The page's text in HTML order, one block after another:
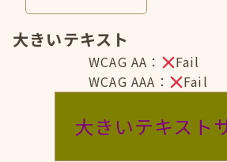
大きいテキスト
WCAG AA：
Fail
WCAG AAA：
Fail
大きいテキスト